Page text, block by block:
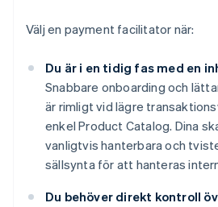
Välj en payment facilitator när:
Du är i en tidig fas med en
Snabbare onboarding och
är rimligt vid lägre
enkel Product Catalog. Dina
vanligtvis hanterbara och
sällsynta för att hanteras
Du behöver direkt kontroll